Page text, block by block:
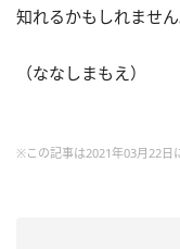
知れるかもしれません
（ななしまもえ）
※この記事は2021年03月22日